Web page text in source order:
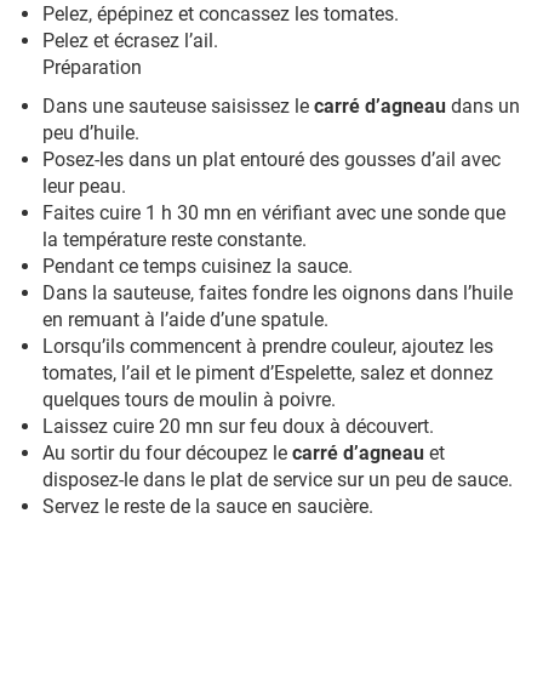
Pelez, épépinez et concassez les tomates.
Pelez et écrasez l’ail.
Préparation
Dans une sauteuse saisissez le carré d’agneau dans un
peu d’huile.
Posez-les dans un plat entouré des gousses d’ail avec
leur peau.
Faites cuire 1 h 30 mn en vérifiant avec une sonde que
la température reste constante.
Pendant ce temps cuisinez la sauce.
Dans la sauteuse, faites fondre les oignons dans l’huile
en remuant à l’aide d’une spatule.
Lorsqu’ils commencent à prendre couleur, ajoutez les
tomates, l’ail et le piment d’Espelette, salez et donnez
quelques tours de moulin à poivre.
Laissez cuire 20 mn sur feu doux à découvert.
Au sortir du four découpez le carré d’agneau et
disposez-le dans le plat de service sur un peu de sauce.
Servez le reste de la sauce en saucière.